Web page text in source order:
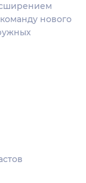
нового